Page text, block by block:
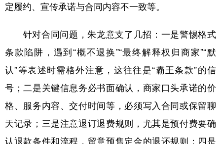
定履约、宣传承诺与合同内容不一致等。
针对合同问题，朱龙意支了几招：一是警惕格式
条款陷阱，遇到“概不退换”“最终解释权归商家”“默
认”等表述时需格外注意，这往往是“霸王条款”的信
号；二是关键信息务必书面确认，商家口头承诺的价
格、服务内容、交付时间等，必须写入合同或保留聊
天记录；三是注意退订退费规则，尤其是预付费要确
认退款条件和流程，留意预售定金的退还规则；四是